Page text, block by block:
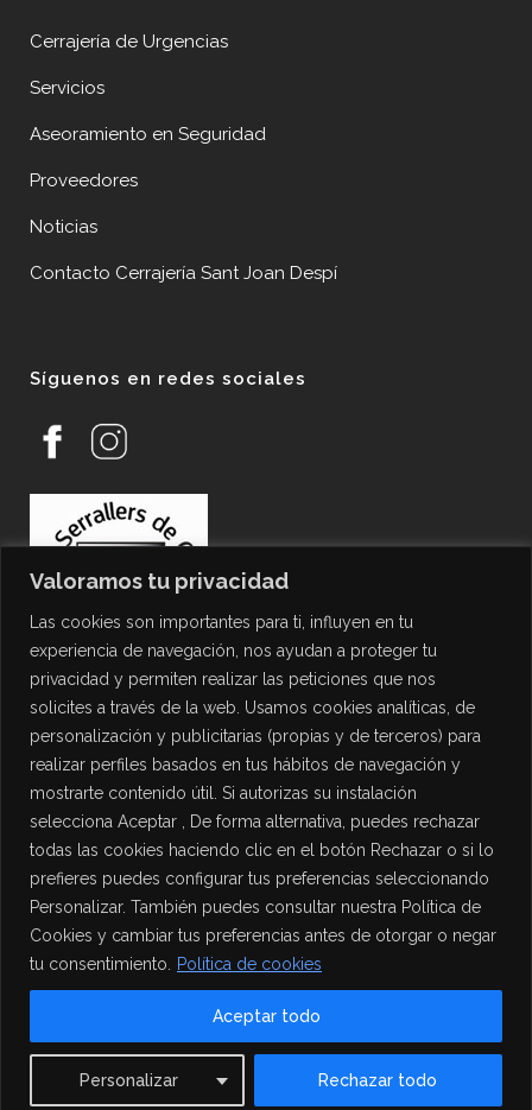
Valoramos tu privacidad
Las cookies son importantes para ti, influyen en tu
experiencia de navegación, nos ayudan a proteger tu
privacidad y permiten realizar las peticiones que nos
solicites a través de la web. Usamos cookies analíticas, de
personalización y publicitarias (propias y de terceros) para
realizar perfiles basados en tus hábitos de navegación y
mostrarte contenido útil. Si autorizas su instalación
selecciona Aceptar , De forma alternativa, puedes rechazar
todas las cookies haciendo clic en el botón Rechazar o si lo
prefieres puedes configurar tus preferencias seleccionando
Personalizar. También puedes consultar nuestra Política de
Cookies y cambiar tus preferencias antes de otorgar o negar
tu consentimiento.
Política de cookies
Personalizar Rechazar todo
Aceptar todo
Cerrajería de Urgencias
Servicios
Aseoramiento en Seguridad
Proveedores
Noticias
Contacto Cerrajería Sant Joan Despí
Síguenos en redes sociales
PROTECCIÓN DE DATOS
Política de Privacidad
Política de Cookies
Aviso Legal